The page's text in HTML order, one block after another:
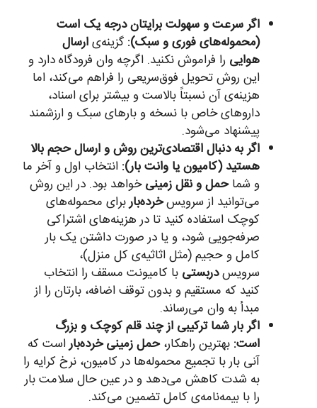
اگر سرعت و سهولت برایتان درجه یک است
(محموله‌های فوری و سبک): گزینه‌یارسال
هوایی را فراموش نکنید. اگرچه وان فرودگاه دارد و
این روش تحویل فوق‌سریعی را فراهم می‌کند، اما
هزینه‌ی آن نسبتاً بالاست و بیشتر برای اسناد،
داروهای خاص با نسخه و بارهای سبک و ارزشمند
پیشنهاد می‌شود.
اگر به دنبال اقتصادی‌ترین روش و ارسال حجم بالا
هستید (کامیون یا وانت بار): انتخاب اول و آخر ما
و شماحمل و نقل زمینیخواهد بود. در این روش
می‌توانید از سرویسخرده‌باربرای محموله‌های
کوچک استفاده کنید تا در هزینه‌های اشتراکی
صرفه‌جویی شود، و یا در صورت داشتن یک بار
کامل و حجیم (مثل اثاثیه‌ی کل منزل)،
سرویسدربستی با کامیونت مسقف را انتخاب
کنید که مستقیم و بدون توقف اضافه، بارتان را از
مبدأ به وان می‌رساند.
اگر بار شما ترکیبی از چند قلم کوچک و بزرگ
است: بهترین راهکار،حمل زمینی خرده‌باراست که
آنی بار با تجمیع محموله‌ها در کامیون، نرخ کرایه را
به شدت کاهش می‌دهد و در عین حال سلامت بار
را با بیمه‌نامه‌ی کامل تضمین می‌کند.